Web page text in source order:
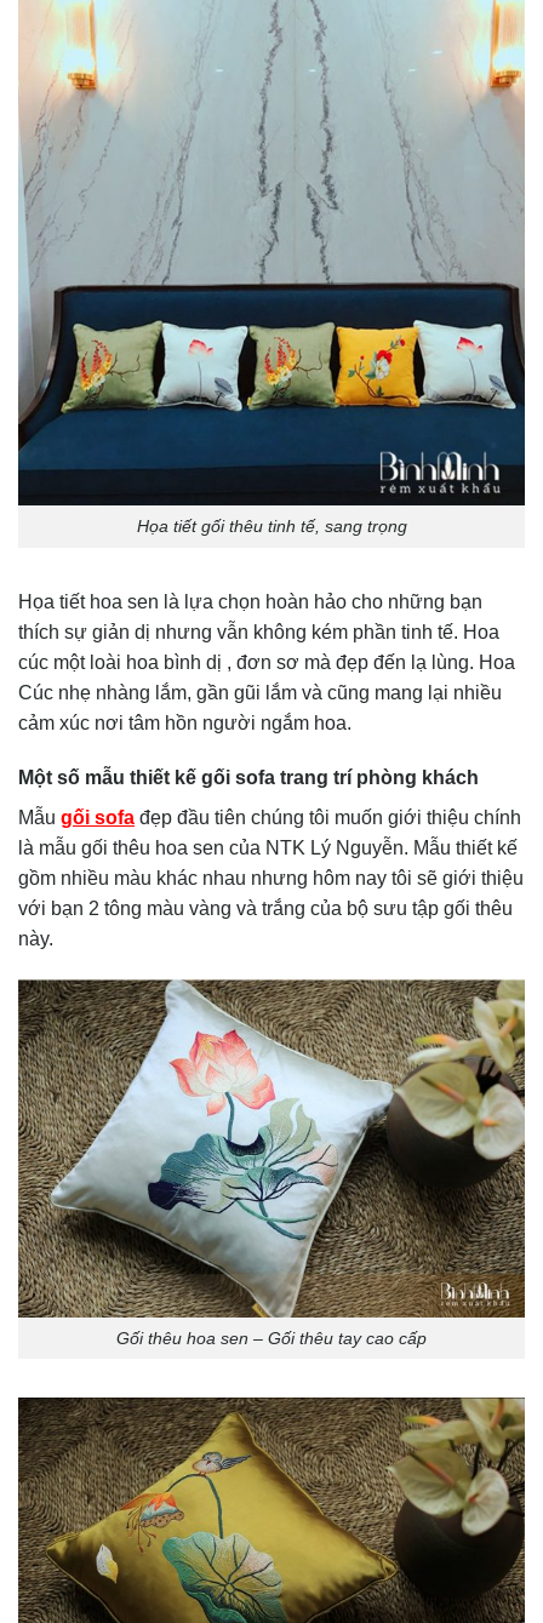
Họa tiết gối thêu tinh tế, sang trọng
Họa tiết hoa sen là lựa chọn hoàn hảo cho những bạn
thích sự giản dị nhưng vẫn không kém phần tinh tế. Hoa
cúc một loài hoa bình dị , đơn sơ mà đẹp đến lạ lùng. Hoa
Cúc nhẹ nhàng lắm, gần gũi lắm và cũng mang lại nhiều
cảm xúc nơi tâm hồn người ngắm hoa.
Một số mẫu thiết kế gối sofa trang trí phòng khách
Mẫu gối sofa đẹp đầu tiên chúng tôi muốn giới thiệu chính
là mẫu gối thêu hoa sen của NTK Lý Nguyễn. Mẫu thiết kế
gồm nhiều màu khác nhau nhưng hôm nay tôi sẽ giới thiệu
với bạn 2 tông màu vàng và trắng của bộ sưu tập gối thêu
này.
Gối thêu hoa sen – Gối thêu tay cao cấp